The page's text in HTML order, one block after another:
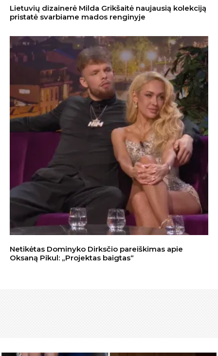
Lietuvių dizainerė Milda Grikšaitė naujausią kolekciją
pristatė svarbiame mados renginyje
Netikėtas Dominyko Dirksčio pareiškimas apie
Oksaną Pikul: „Projektas baigtas“